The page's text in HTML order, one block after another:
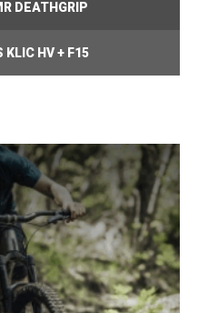
DEATHGRIP
KLIC HV + F15